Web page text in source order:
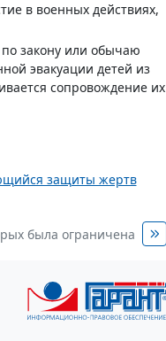
в военных действиях,
закону или обычаю
эвакуации детей из
сопровождение их
защиты жертв
была ограничена